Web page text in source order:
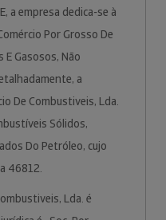
a empresa dedica-se à
Por Grosso De
Gasosos, Não
a
De Combustiveis, Lda.
Sólidos,
Do Petróleo, cujo
46812.
Lda. é